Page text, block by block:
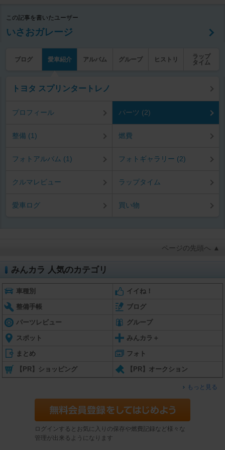
この記事を書いたユーザー
いさおガレージ
ブログ 愛車紹介 アルバム グループ ヒストリ
ラップ
タイム
トヨタ スプリンタートレノ
プロフィール パーツ (2)
整備 (1) 燃費
フォトアルバム (1) フォトギャラリー (2)
クルマレビュー ラップタイム
愛車ログ 買い物
ページの先頭へ ▲
みんカラ 人気のカテゴリ
車種別 イイね！
整備手帳 ブログ
パーツレビュー グループ
スポット みんカラ＋
まとめ フォト
【PR】ショッピング 【PR】オークション
もっと見る
ログインするとお気に入りの保存や燃費記録など様々な
管理が出来るようになります